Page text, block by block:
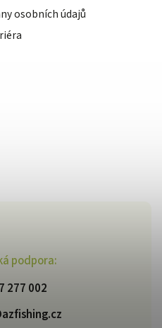
podpora:
277 002
osobních údajů